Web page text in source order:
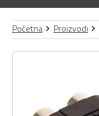
Početna Proizvodi